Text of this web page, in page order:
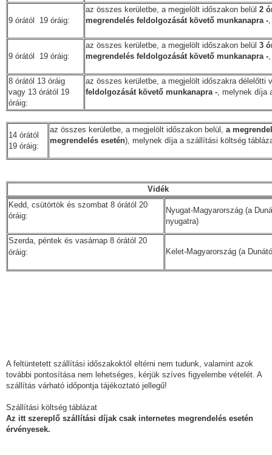
9 órától 19 óráig:
az összes kerületbe, a megjelölt időszakon belül 2
megrendelés feldolgozását követő munkanapra -
9 órától 19 óráig:
az összes kerületbe, a megjelölt időszakon belül 3
megrendelés feldolgozását követő munkanapra -
8 órától 13 óráig
vagy 13 órától 19
óráig:
az összes kerületbe, a megjelölt időszakra délelőtti
feldolgozását követő munkanapra - , melynek
14 órától
19 óráig:
az összes kerületbe, a megjelölt időszakon belül, a
megrendelés esetén), melynek díja a szállítási költség
Vidék
Kedd, csütörtök és szombat 8 órától 20
óráig:
Nyugat-Magyarország (a
nyugatra)
Szerda, péntek és vasárnap 8 órától 20
óráig:
Kelet-Magyarország (a
A feltüntetett szállítási időszakoktól eltérni nem tudunk, valamint azok
további pontosítása nem lehetséges, kérjük szíves figyelembe vételét. A
szállítás várható időpontja tájékoztató jellegű!
Szállítási költség táblázat
Az itt szereplő szállítási díjak csak internetes megrendelés esetén
érvényesek.